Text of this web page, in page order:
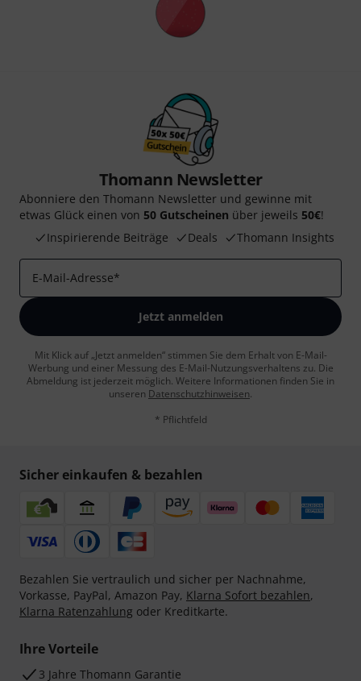
Thomann Newsletter
Abonniere den Thomann Newsletter und gewinne mit
etwas Glück einen von 50 Gutscheinen über jeweils 50€!
Inspirierende Beiträge
Deals Thomann Insights
E-Mail-Adresse*
Jetzt anmelden
Mit Klick auf „Jetzt anmelden“ stimmen Sie dem Erhalt von E-Mail-
Werbung und einer Messung des E-Mail-Nutzungsverhaltens zu. Die
Abmeldung ist jederzeit möglich. Weitere Informationen finden Sie in
unseren Datenschutzhinweisen.
* Pflichtfeld
Sicher einkaufen & bezahlen
Bezahlen Sie vertraulich und sicher per Nachnahme,
Vorkasse, PayPal, Amazon Pay, Klarna Sofort bezahlen,
Klarna Ratenzahlung oder Kreditkarte.
Ihre Vorteile
3 Jahre Thomann Garantie